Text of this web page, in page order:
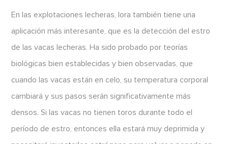
En las explotaciones lecheras, lora también tiene una
aplicación más interesante, que es la detección del estro
de las vacas lecheras. Ha sido probado por teorías
biológicas bien establecidas y bien observadas, que
cuando las vacas están en celo, su temperatura corporal
cambiará y sus pasos serán significativamente más
densos. Si las vacas no tienen toros durante todo el
período de estro, entonces ella estará muy deprimida y